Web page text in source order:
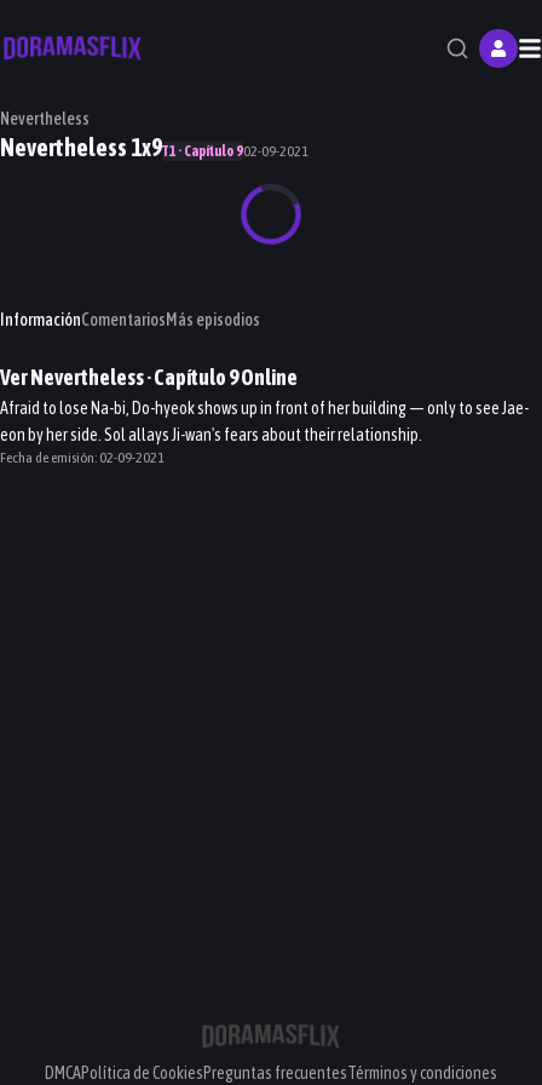
Nevertheless
Nevertheless 1x9T1 · Capítulo 902-09-2021
InformaciónComentariosMás episodios
VerNevertheless· Capítulo9Online
Afraid to lose Na-bi, Do-hyeok shows up in front of her building — only to see Jae-
eon by her side. Sol allays Ji-wan's fears about their relationship.
Fecha de emisión: 02-09-2021
DMCAPolítica de CookiesPreguntas frecuentesTérminos y condiciones